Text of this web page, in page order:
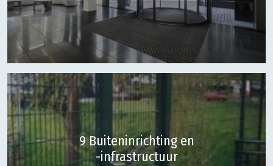
9 Buiteninrichting en
-infrastructuur